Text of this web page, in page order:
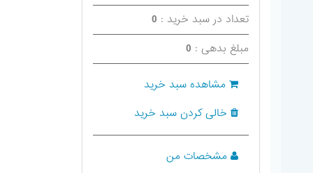
تعداد در سبد خرید : 0
مبلغ بدهی : 0
مشاهده سبد خرید
خالی کردن سبد خرید
مشخصات من